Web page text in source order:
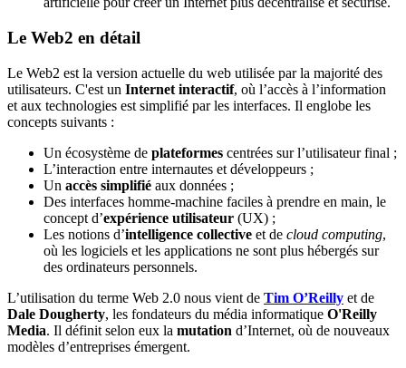
Le Web2 en détail
Le Web2 est la version actuelle du web utilisée par la majorité des
utilisateurs. C'est un Internet interactif, où l’accès à l’information
et aux technologies est simplifié par les interfaces. Il englobe les
concepts suivants :
Un écosystème de plateformes centrées sur l’utilisateur final ;
L’interaction entre internautes et développeurs ;
Un accès simplifié aux données ;
Des interfaces homme-machine faciles à prendre en main, le
concept d’expérience utilisateur (UX) ;
Les notions d’intelligence collective et de cloud computing,
où les logiciels et les applications ne sont plus hébergés sur
des ordinateurs personnels.
L’utilisation du terme Web 2.0 nous vient de Tim O’Reilly et de
Dale Dougherty, les fondateurs du média informatique O'Reilly
Media. Il définit selon eux la mutation d’Internet, où de nouveaux
modèles d’entreprises émergent.